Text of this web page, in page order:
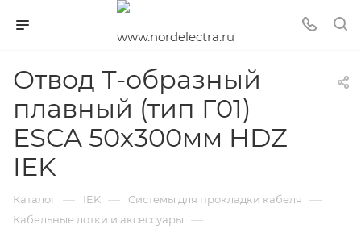
Отвод Т-образный
плавный (тип Г01)
ESCA 50х300мм HDZ
IEK
Каталог — IEK — Системы для прокладки кабеля —
Кабельные лотки и аксессуары —